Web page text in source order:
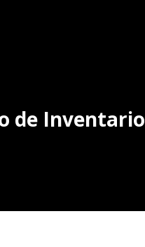
de Inventario